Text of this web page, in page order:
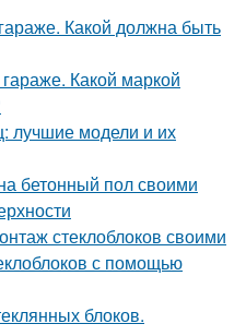
Какой должна быть
Какой маркой
лучшие модели и их
бетонный пол своими
стеклоблоков своими
с помощью
блоков.